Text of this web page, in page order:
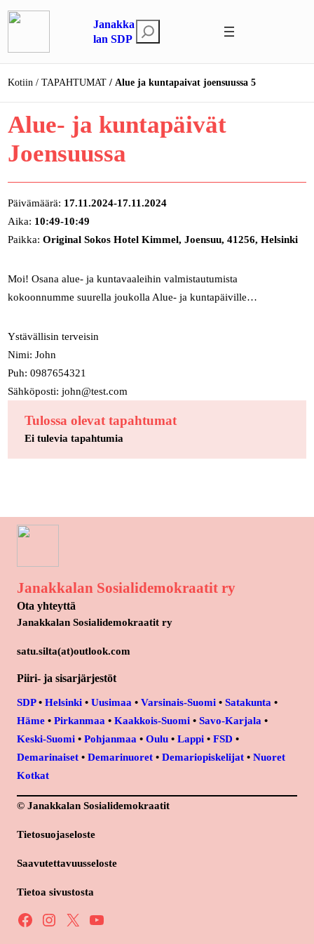
Siirry
sisältöön
Janakka
lan SDP
t
s
i
Kotiin TAPAHTUMAT Alue ja kuntapaivat joensuussa 5
Alue- ja kuntapäivät
Joensuussa
Päivämäärä: 17.11.2024-17.11.2024
Aika: 10:49-10:49
Paikka: Original Sokos Hotel Kimmel, Joensuu, 41256, Helsinki
Moi! Osana alue- ja kuntavaaleihin valmistautumista
kokoonnumme suurella joukolla Alue- ja kuntapäiville…
Ystävällisin terveisin
Nimi: John
Puh: 0987654321
Sähköposti: john@test.com
Tulossa olevat tapahtumat
Ei tulevia tapahtumia
Janakkalan Sosialidemokraatit ry
Ota yhteyttä
Janakkalan Sosialidemokraatit ry
satu.silta(at)outlook.com
Piiri- ja sisarjärjestöt
SDP• Helsinki • Uusimaa • Varsinais-Suomi • Satakunta •
Häme • Pirkanmaa • Kaakkois-Suomi • Savo-Karjala •
Keski-Suomi • Pohjanmaa • Oulu • Lappi • FSD •
Demarinaiset • Demarinuoret • Demariopiskelijat • Nuoret
Kotkat
© Janakkalan Sosialidemokraatit
Tietosuojaseloste
Saavutettavuusseloste
Tietoa sivustosta
Facebook Instagram X YouTube